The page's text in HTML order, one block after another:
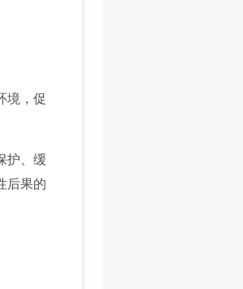
境，促
护、缓
后果的